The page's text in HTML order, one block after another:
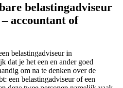
belastingadviseur
accountant of
belastingadviseur in
dat je het een en ander goed
om na te denken over de
een belastingadviseur of een